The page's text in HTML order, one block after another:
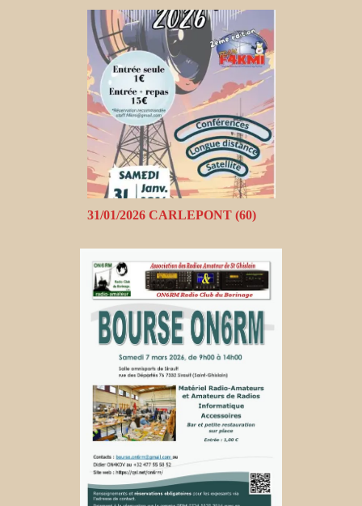
31/01/2026 CARLEPONT (60)